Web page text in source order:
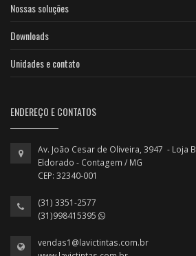
Nossas soluções
Downloads
Unidades e contato
ENDEREÇO E CONTATOS
Av. João Cesar de Oliveira, 3947 - Loja B
Eldorado - Contagem / MG
CEP: 32340-001
(31) 3351-2577
(31)998415395
vendas1@lavictintas.com.br